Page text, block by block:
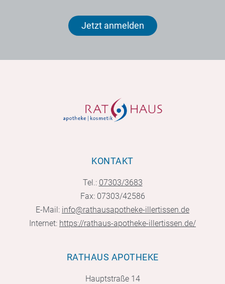
Jetzt anmelden
KONTAKT
Tel.: 07303/3683
Fax: 07303/42586
E-Mail: info@rathausapotheke-illertissen.de
Internet: https://rathaus-apotheke-illertissen.de/
RATHAUS APOTHEKE
Hauptstraße 14